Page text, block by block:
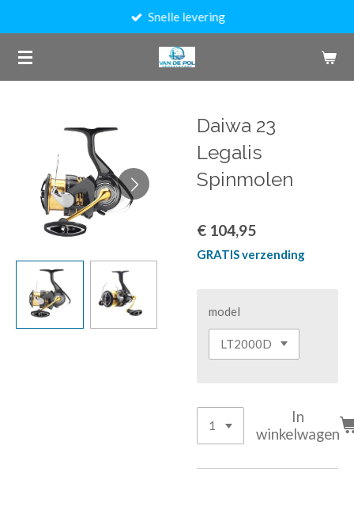
naar
de
Snelle levering
Daiwa 23
Legalis
Spinmolen
€ 104,95
GRATIS verzending
model
In
winkelwagen